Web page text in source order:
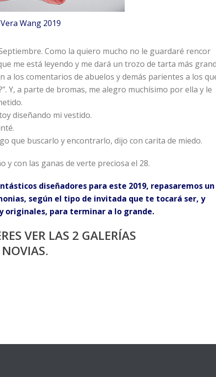
Vera Wang 2019
Como la quiero mucho no le guardaré rencor
me está leyendo y me dará un trozo de tarta más
a los comentarios de abuelos y demás parientes a los
Y, a parte de bromas, me alegro muchísimo por ella y le
diseñando mi vestido.
que buscarlo y encontrarlo, dijo con carita de miedo.
y con las ganas de verte preciosa el 28.
diseñadores para este 2019, repasaremos un
según el tipo de invitada que te tocará ser, y
originales, para terminar a lo grande.
VER LAS 2 GALERÍAS